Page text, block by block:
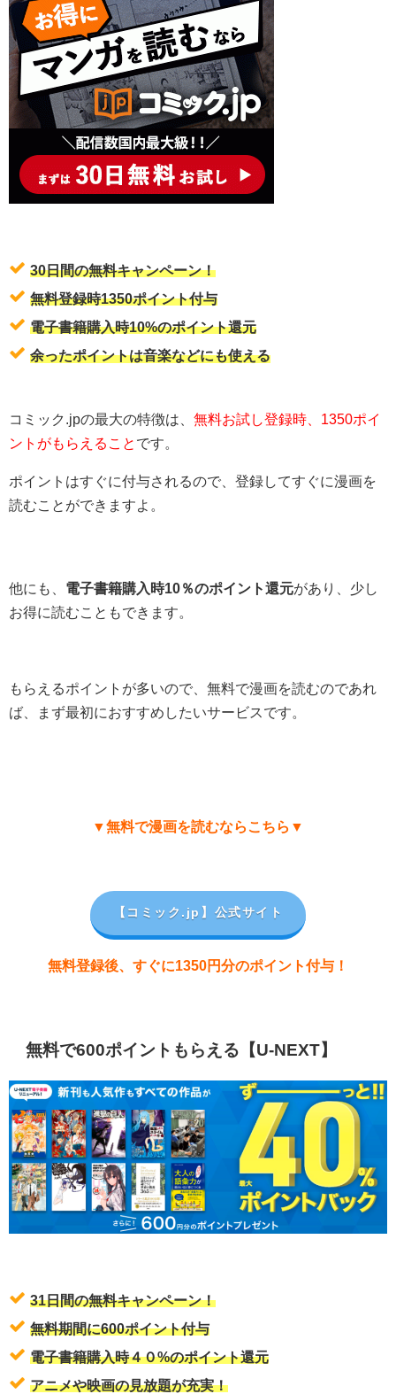
30日間の無料キャンペーン！
無料登録時1350ポイント付与
電子書籍購入時10%のポイント還元
余ったポイントは音楽などにも使える
コミック.jpの最大の特徴は、 無料お試し登録時、1350ポイ
ントがもらえること です。
ポイントはすぐに付与されるので、登録してすぐに漫画を
読むことができますよ。
他にも、 電子書籍購入時10％のポイント還元があり、少し
お得に読むこともできます。
もらえるポイントが多いので、無料で漫画を読むのであれ
ば、まず最初におすすめしたいサービスです。
▼無料で漫画を読むならこちら▼
【コミック.jp 】公式サイト
無料登録後、すぐに1350円分のポイント付与！
無料で600ポイントもらえる【U-NEXT】
31日間の無料キャンペーン！
無料期間に600ポイント付与
電子書籍購入時４０%のポイント還元
アニメや映画の見放題が充実！